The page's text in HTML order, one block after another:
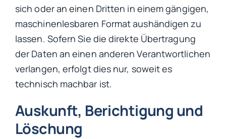
sich oder an einen Dritten in einem gängigen,
maschinenlesbaren Format aushändigen zu
lassen. Sofern Sie die direkte Übertragung
der Daten an einen anderen Verantwortlichen
verlangen, erfolgt dies nur, soweit es
technisch machbar ist.
Auskunft, Berichtigung und
Löschung